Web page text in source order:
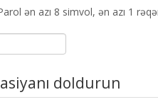
ən azı 8 simvol, ən azı 1
doldurun